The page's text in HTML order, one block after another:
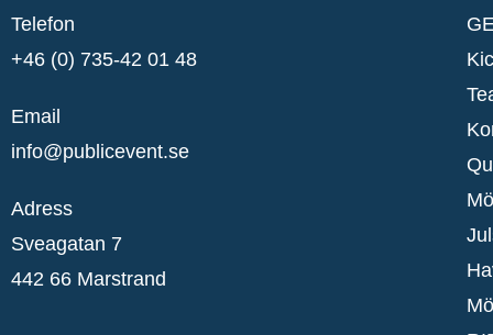
Telefon
+46 (0) 735-42 01 48
Email
info@publicevent.se
Adress
Sveagatan 7
442 66 Marstrand